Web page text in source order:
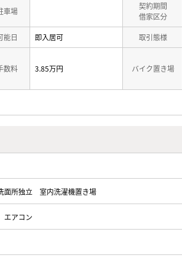
車場
契約期間
借家区分
能日 即入居可 取引態様
数料 3.85万円 バイク置き場
面所独立 室内洗濯機置き場
エアコン